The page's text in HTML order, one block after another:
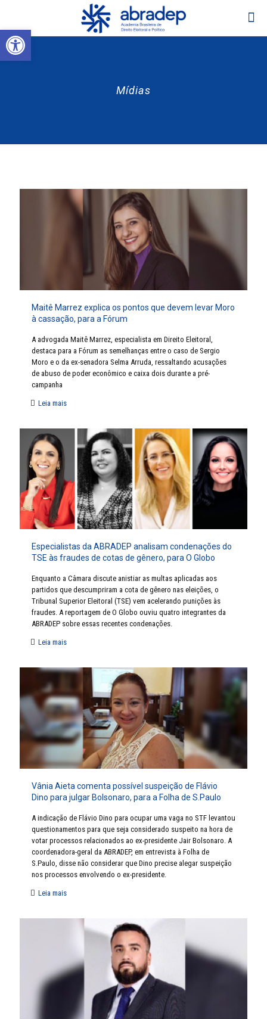
Abrir a barra de ferramentas
Mídias
Maitê Marrez explica os pontos que devem levar Moro
à cassação, para a Fórum
A advogada Maitê Marrez, especialista em Direito Eleitoral,
destaca para a Fórum as semelhanças entre o caso de Sergio
Moro e o da ex-senadora Selma Arruda, ressaltando acusações
de abuso de poder econômico e caixa dois durante a pré-
campanha
Leia mais
Especialistas da ABRADEP analisam condenações do
TSE às fraudes de cotas de gênero, para O Globo
Enquanto a Câmara discute anistiar as multas aplicadas aos
partidos que descumpriram a cota de gênero nas eleições, o
Tribunal Superior Eleitoral (TSE) vem acelerando punições às
fraudes. A reportagem de O Globo ouviu quatro integrantes da
ABRADEP sobre essas recentes condenações.
Leia mais
Vânia Aieta comenta possível suspeição de Flávio
Dino para julgar Bolsonaro, para a Folha de S.Paulo
A indicação de Flávio Dino para ocupar uma vaga no STF levantou
questionamentos para que seja considerado suspeito na hora de
votar processos relacionados ao ex-presidente Jair Bolsonaro. A
coordenadora-geral da ABRADEP, em entrevista à Folha de
S.Paulo, disse não considerar que Dino precise alegar suspeição
nos processos envolvendo o ex-presidente.
Leia mais